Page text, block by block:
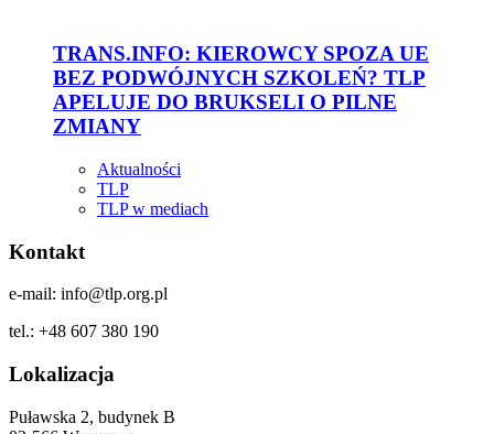
TRANS.INFO: KIEROWCY SPOZA UE
BEZ PODWÓJNYCH SZKOLEŃ? TLP
APELUJE DO BRUKSELI O PILNE
ZMIANY
Aktualności
TLP
TLP w mediach
Kontakt
e-mail: info@tlp.org.pl
tel.: +48 607 380 190
Lokalizacja
Puławska 2, budynek B